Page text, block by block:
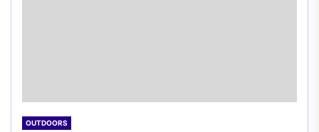
OUTDOORS